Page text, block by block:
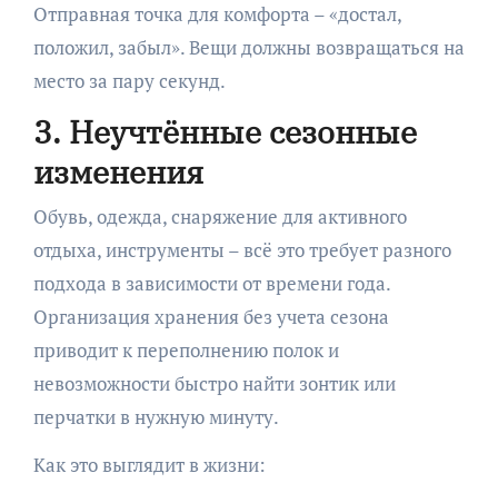
Отправная точка для комфорта – «достал,
положил, забыл». Вещи должны возвращаться на
место за пару секунд.
3. Неучтённые сезонные
изменения
Обувь, одежда, снаряжение для активного
отдыха, инструменты – всё это требует разного
подхода в зависимости от времени года.
Организация хранения без учета сезона
приводит к переполнению полок и
невозможности быстро найти зонтик или
перчатки в нужную минуту.
Как это выглядит в жизни: